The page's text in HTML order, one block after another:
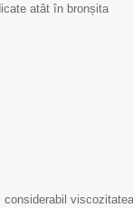
atât în bronșita
considerabil viscozitatea